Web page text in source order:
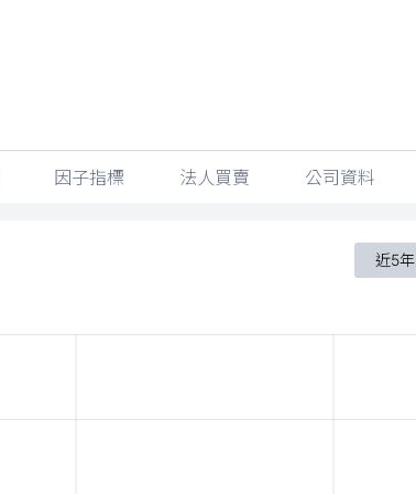
因子指標 法人買賣 公司資料
近5年